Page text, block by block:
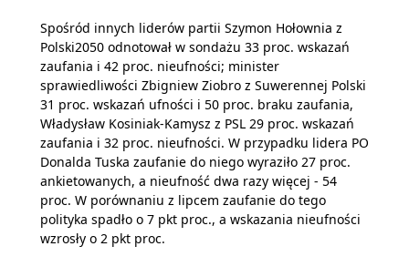
Spośród innych liderów partii Szymon Hołownia z
Polski2050 odnotował w sondażu 33 proc. wskazań
zaufania i 42 proc. nieufności; minister
sprawiedliwości Zbigniew Ziobro z Suwerennej Polski
31 proc. wskazań ufności i 50 proc. braku zaufania,
Władysław Kosiniak-Kamysz z PSL 29 proc. wskazań
zaufania i 32 proc. nieufności. W przypadku lidera PO
Donalda Tuska zaufanie do niego wyraziło 27 proc.
ankietowanych, a nieufność dwa razy więcej - 54
proc. W porównaniu z lipcem zaufanie do tego
polityka spadło o 7 pkt proc., a wskazania nieufności
wzrosły o 2 pkt proc.